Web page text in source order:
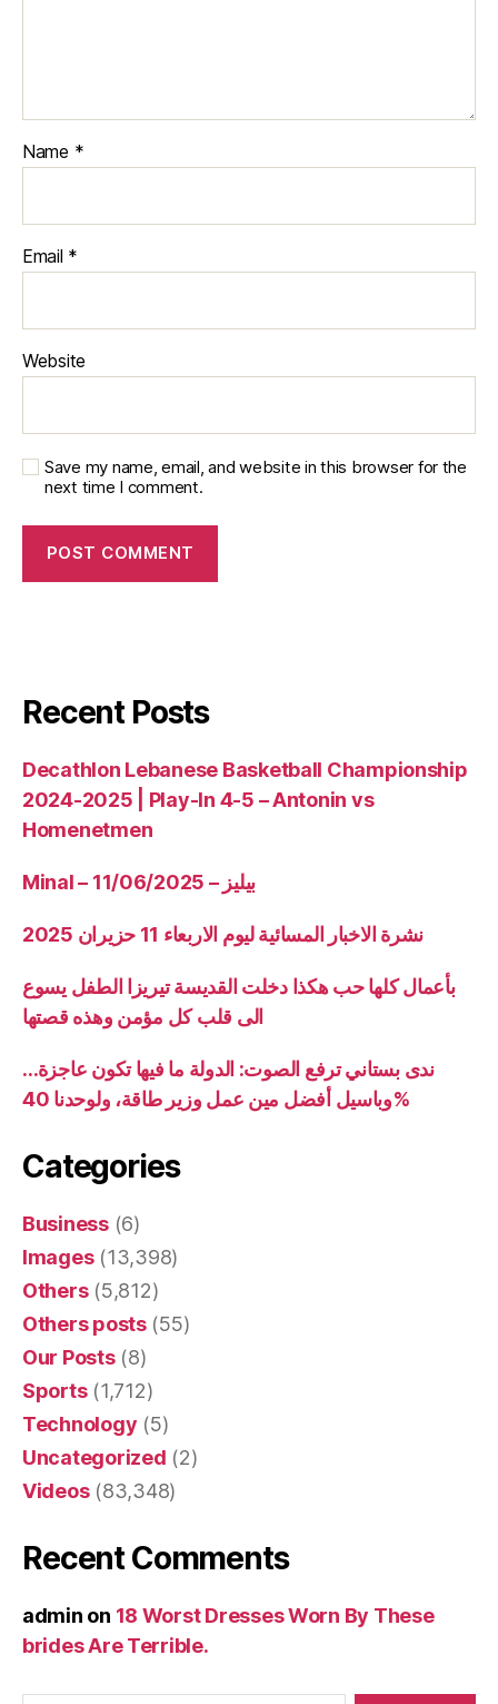
Name *
Email *
Website
Save my name, email, and website in this browser for the
next time I comment.
Recent Posts
Decathlon Lebanese Basketball Championship
2024-2025 | Play-In 4-5 – Antonin vs
Homenetmen
Minal – 11/06/2025 – بيليز
نشرة الاخبار المسائية ليوم الاربعاء 11 حزيران 2025
بأعمال كلها حب هكذا دخلت القديسة تيريزا الطفل يسوع
الى قلب كل مؤمن وهذه قصتها
ندى بستاني ترفع الصوت: الدولة ما فيها تكون عاجزة…
وباسيل أفضل مين عمل وزير طاقة، ولوحدنا 40%
Categories
Business(6)
Images(13,398)
Others(5,812)
Others posts(55)
Our Posts(8)
Sports(1,712)
Technology (5)
Uncategorized (2)
Videos(83,348)
Recent Comments
admin on 18 Worst Dresses Worn By These
brides Are Terrible.